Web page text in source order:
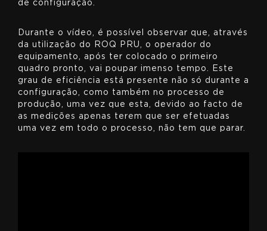
de configuração.
Durante o vídeo, é possível observar que, através
da utilização do ROQ PRU, o operador do
equipamento, após ter colocado o primeiro
quadro pronto, vai poupar imenso tempo. Este
grau de eficiência está presente não só durante a
configuração, como também no processo de
produção, uma vez que esta, devido ao facto de
as medições apenas terem que ser efetuadas
uma vez em todo o processo, não tem que parar.